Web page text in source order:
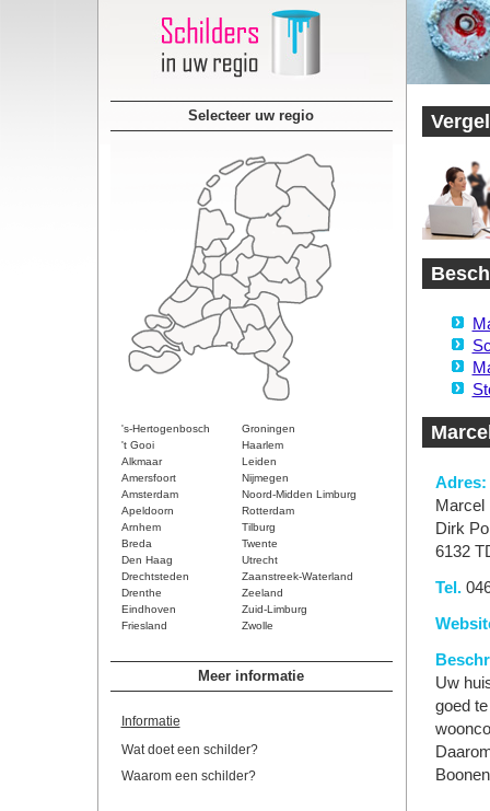
Selecteer uw regio
's-Hertogenbosch
Groningen
't Gooi
Haarlem
Alkmaar
Leiden
Amersfoort
Nijmegen
Amsterdam
Noord-Midden Limburg
Apeldoorn
Rotterdam
Arnhem
Tilburg
Breda
Twente
Den Haag
Utrecht
Drechtsteden
Zaanstreek-Waterland
Drenthe
Zeeland
Eindhoven
Zuid-Limburg
Friesland
Zwolle
Meer informatie
Informatie
Wat doet een schilder?
Waarom een schilder?
Adres:
Marcel
Dirk
6132
Tel.
Uw
goed